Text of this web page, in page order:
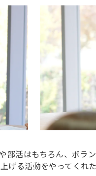
部活はもちろん、ボラ
げる活動をやってくれ